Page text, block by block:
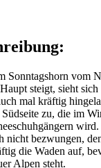
Sonntagshorn vom
steigt, sieht
mal kräftig
zu, die im
nicht bezwungen,
die Waden auf,
Alpen steht.